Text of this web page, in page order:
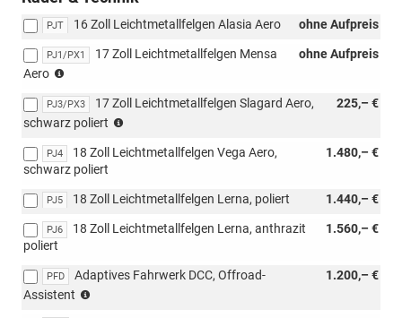
PJT ohne Aufpreis
16 Zoll Leichtmetallfelgen Alasia Aero
PJ1/PX1 ohne Aufpreis
17 Zoll Leichtmetallfelgen Mensa
Aero
PJ3/PX3 225,– €
17 Zoll Leichtmetallfelgen Slagard Aero,
schwarz poliert
PJ4 1.480,– €
18 Zoll Leichtmetallfelgen Vega Aero,
schwarz poliert
PJ5 1.440,– €
18 Zoll Leichtmetallfelgen Lerna, poliert
PJ6 1.560,– €
18 Zoll Leichtmetallfelgen Lerna, anthrazit
poliert
PFD 1.200,– €
Adaptives Fahrwerk DCC, Offroad-
Assistent